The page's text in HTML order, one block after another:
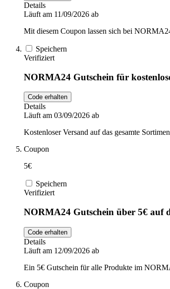
Details
Läuft am 11/09/2026 ab
Mit diesem Coupon lassen sich bei
Speichern
Verifiziert
NORMA24 Gutschein für
Code erhalten
Details
Läuft am 03/09/2026 ab
Kostenloser Versand auf das gesamte
Coupon
5€
Speichern
Verifiziert
NORMA24 Gutschein über 5€ auf
Code erhalten
Details
Läuft am 12/09/2026 ab
Ein 5€ Gutschein für alle Produkte im
Coupon